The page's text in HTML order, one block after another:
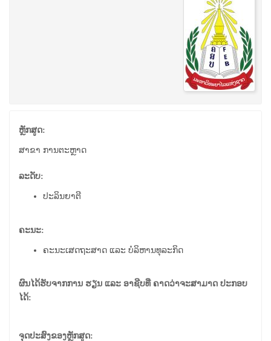
ຫຼັກສູດ:
ສາຂາ ການຕະຫຼາດ
ລະດັບ:
ປະລິນຍາຕີ
ຄະນະ:
ຄະນະເສດຖະສາດ ແລະ ບໍລິຫານທຸລະກິດ
ຜົນໄດ້ຮັບຈາກການ ຮຽນ ແລະ ອາຊີບທີ່ ຄາດວ່າຈະສາມາດ ປະກອບ
ໄດ້:
ຈຸດປະສົງຂອງຫຼັກສູດ: